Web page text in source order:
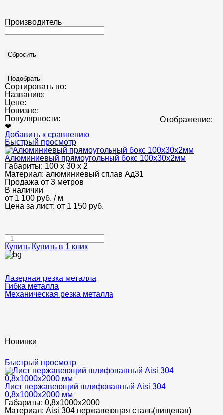
Производитель
Сортировать по:
Названию:
Цене:
Новизне:
Популярности:
Отображение:
❤
Добавить к сравнению
Быстрый просмотр
Алюминиевый прямоугольный бокс 100х30х2мм
Габариты: 100 х 30 х 2
Материал: алюминиевый сплав Ад31
Продажа от 3 метров
В наличии
от 1 100 руб. / м
Цена за лист: от 1 150 руб.
Купить Купить в 1 клик
Лазерная резка металла
Гибка металла
Механическая резка металла
Новинки
Быстрый просмотр
Лист нержавеющий шлифованный Aisi 304
0,8х1000х2000 мм
Габариты: 0,8х1000х2000
Материал: Aisi 304 нержавеющая сталь(пищевая)